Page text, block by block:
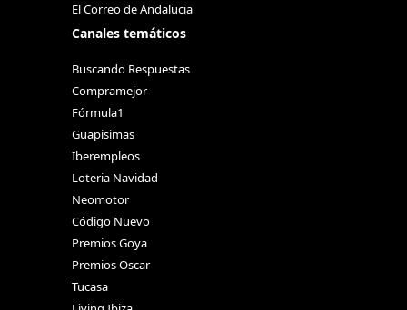
El Correo de Andalucia
Canales temáticos
Buscando Respuestas
Compramejor
Fórmula1
Guapisimas
Iberempleos
Loteria Navidad
Neomotor
Código Nuevo
Premios Goya
Premios Oscar
Tucasa